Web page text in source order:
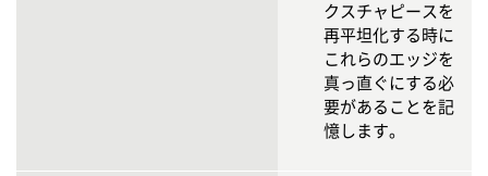
クスチャピースを
再平坦化する時に
これらのエッジを
真っ直ぐにする必
要があることを記
憶します。